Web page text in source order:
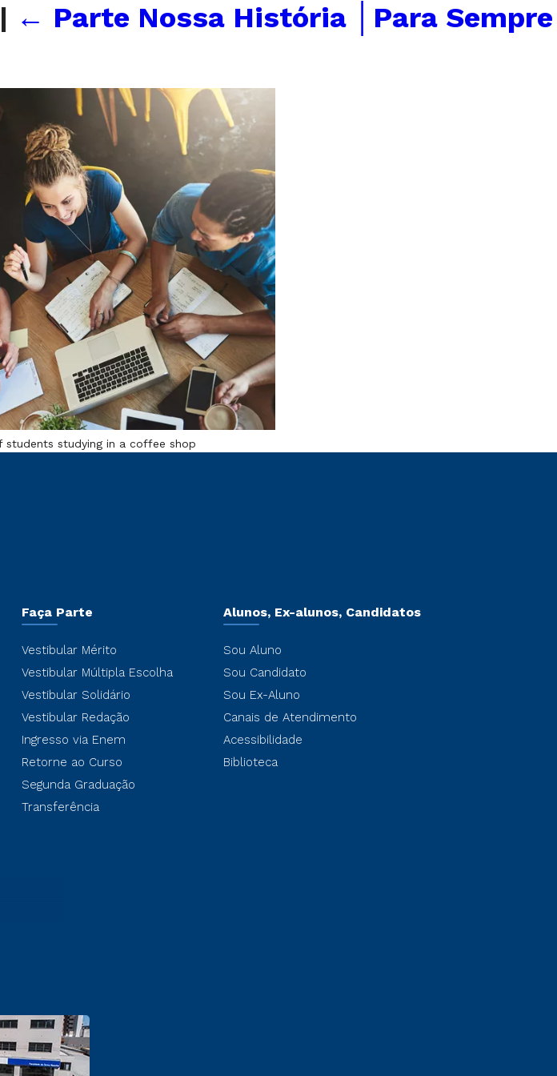
| ← Parte Nossa História │Para Sempre
students studying in a coffee shop
Faça Parte
Vestibular Mérito
Vestibular Múltipla Escolha
Vestibular Solidário
Vestibular Redação
Ingresso via Enem
Retorne ao Curso
Segunda Graduação
Transferência
Alunos, Ex-alunos, Candidatos
Sou Aluno
Sou Candidato
Sou Ex-Aluno
Canais de Atendimento
Acessibilidade
Biblioteca